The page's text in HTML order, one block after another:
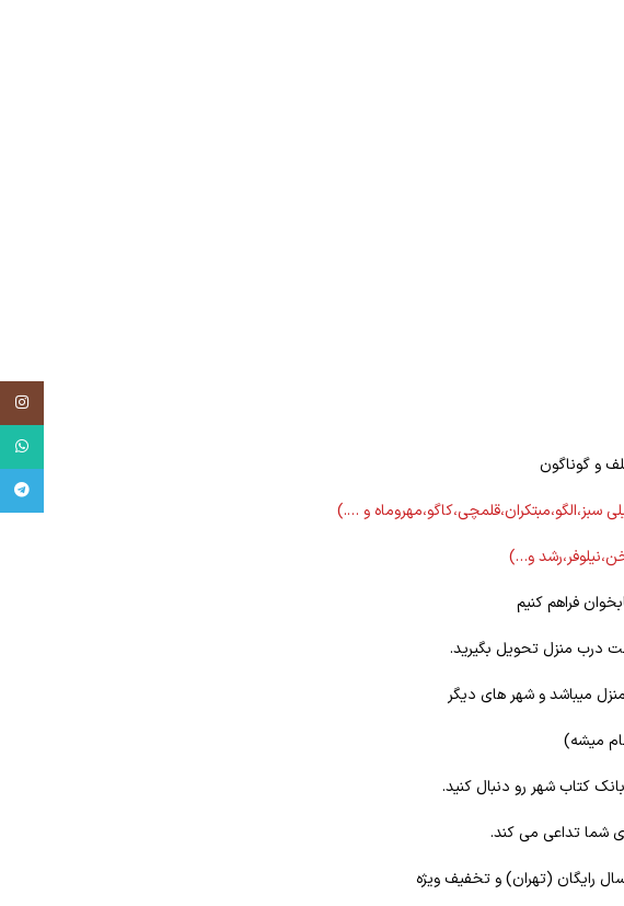
و گوناگون
سبز،الگو،مبتکران،قلمچی،کاگو،مهروماه و ….)
و…)
فراهم کنیم
درب منزل تحویل بگیرید.
میباشد و شهر های دیگر
کتاب شهر رو دنبال کنید.
شما تداعی می کند.